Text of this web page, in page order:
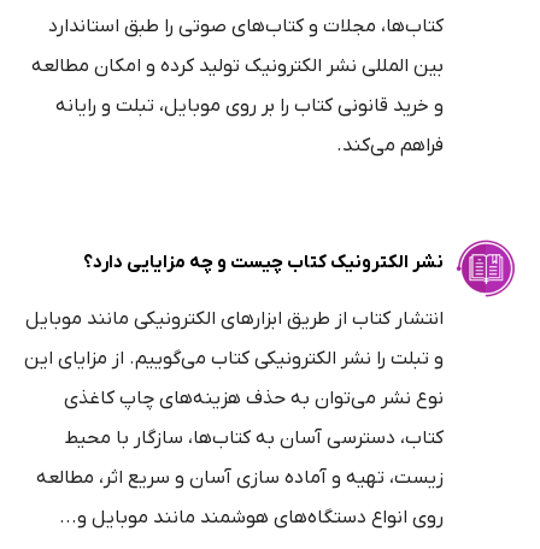
کتاب‌ها، مجلات و کتاب‌های صوتی را طبق استاندارد
بین المللی نشر الکترونیک تولید کرده و امکان مطالعه
و خرید قانونی کتاب را بر روی موبایل، تبلت و رایانه
فراهم می‌کند.
نشر الکترونیک کتاب چیست و چه مزایایی دارد؟
انتشار کتاب از طریق ابزارهای الکترونیکی مانند موبایل
و تبلت را نشر الکترونیکی کتاب می‌گوییم. از مزایای این
نوع نشر می‌توان به حذف هزینه‌های چاپ کاغذی
کتاب، دسترسی آسان به کتاب‌ها، سازگار با محیط
زیست، تهیه و آماده سازی آسان و سریع اثر، مطالعه
روی انواع دستگاه‌های هوشمند مانند موبایل و...